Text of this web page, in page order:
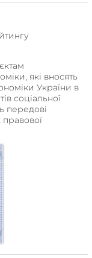
які вносять
України в
соціальної
передові
правової